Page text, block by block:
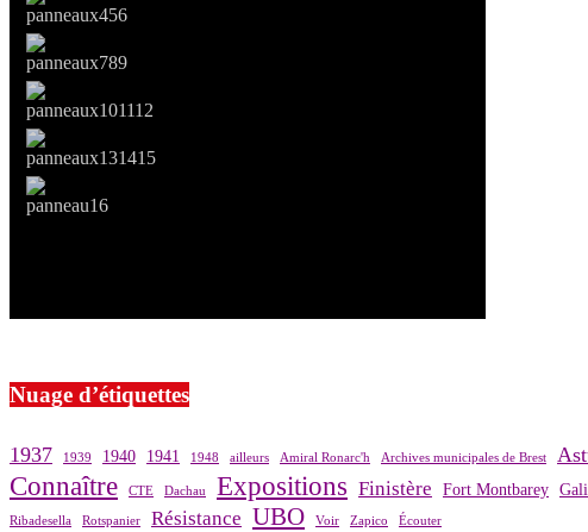
Nuage d’étiquettes
1937 1939 1940 1941 1948 ailleurs Amiral Ronarc'h Archives municipales de Brest
Connaître CTE Dachau Expositions Finistère Fort Montbarey
Ribadesella Rotspanier Résistance UBO Voir Zapico Écouter